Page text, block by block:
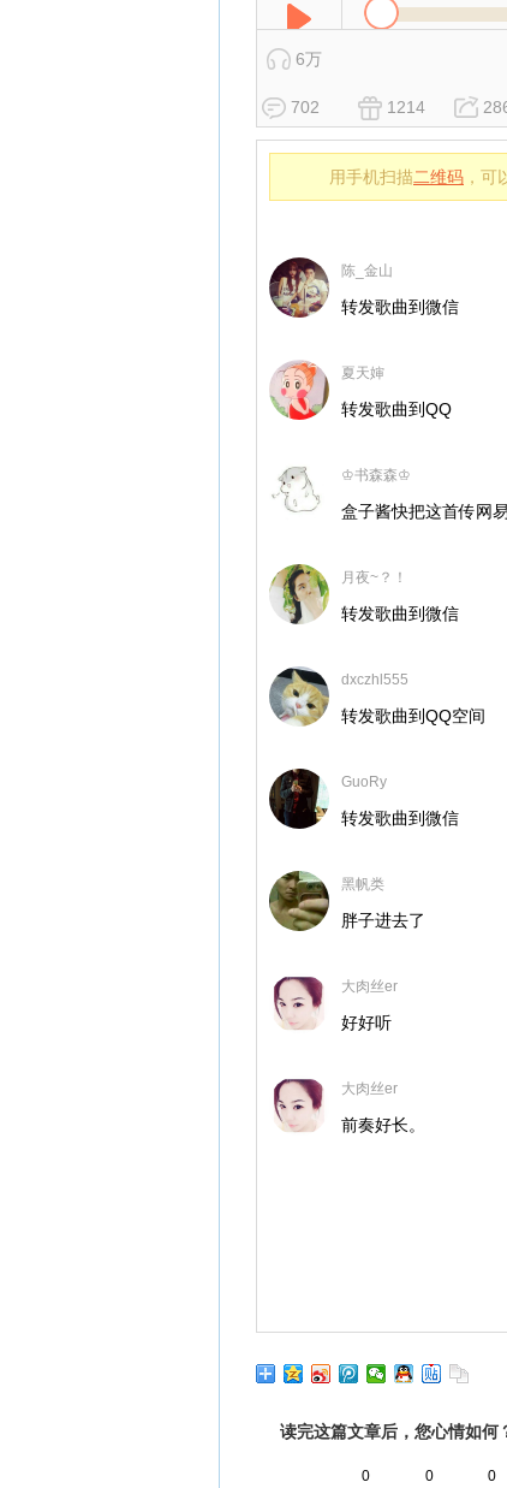
6万
702 1214
用手机扫描二维码 ，
陈_金山
转发歌曲到微信
夏天婶
转发歌曲到QQ
♔书森森♔
盒子酱快把这首传网
月夜~？！
转发歌曲到微信
dxczhl555
转发歌曲到QQ空间
GuoRy
转发歌曲到微信
黑帆类
胖子进去了
大肉丝er
好好听
大肉丝er
前奏好长。
读完这篇文章后，您心情如何
0 0 0